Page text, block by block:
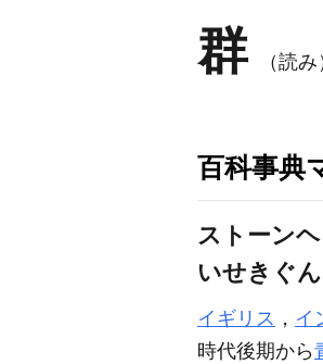
群
（読
百科事典
ストーン
いせきぐん
イギリス ， イ
時代後期から